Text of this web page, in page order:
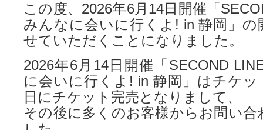
この度、2026年6月14日開催「
みんなに会いに行くよ! in 静岡」の
せていただくことになりました。
2026年6月14日開催「SECOND
に会いに行くよ! in 静岡」はチケッ
日にチケット完売となりまして、
その後に多くのお客様からお問い